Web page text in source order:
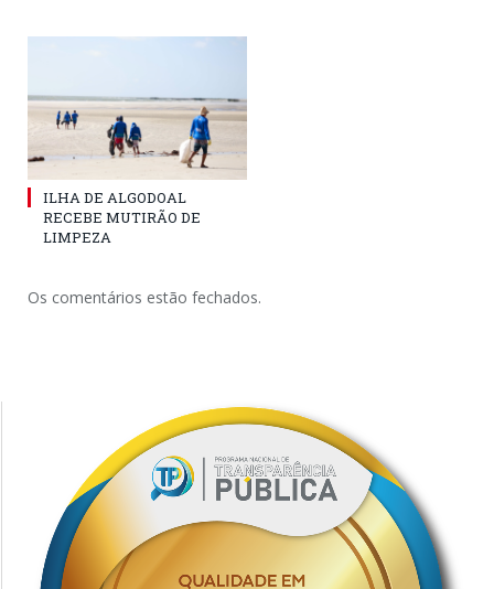
ILHA DE ALGODOAL
RECEBE MUTIRÃO DE
LIMPEZA
Os comentários estão fechados.